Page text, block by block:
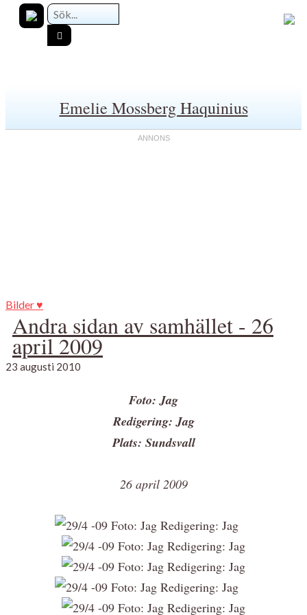
Emelie Mossberg Haquinius
Bilder ♥
Andra sidan av samhället - 26
april 2009
23 augusti 2010
Foto: Jag
Redigering: Jag
Plats: Sundsvall
26 april 2009